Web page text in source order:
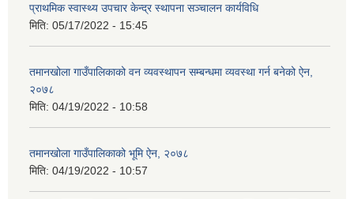
प्राथमिक स्वास्थ्य उपचार केन्द्र स्थापना सञ्चालन कार्यविधि
मिति: 05/17/2022 - 15:45
तमानखोला गाउँपालिकाको वन व्यवस्थापन सम्बन्धमा व्यवस्था गर्न बनेको ऐन,
२०७८
मिति: 04/19/2022 - 10:58
तमानखोला गाउँपालिकाको भूमि ऐन, २०७८
मिति: 04/19/2022 - 10:57